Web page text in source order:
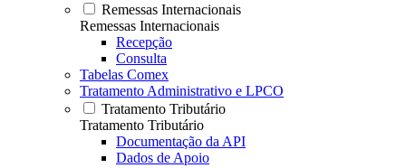
Remessas Internacionais
Remessas Internacionais
Recepção
Consulta
Tabelas Comex
Tratamento Administrativo e LPCO
Tratamento Tributário
Tratamento Tributário
Documentação da API
Dados de Apoio